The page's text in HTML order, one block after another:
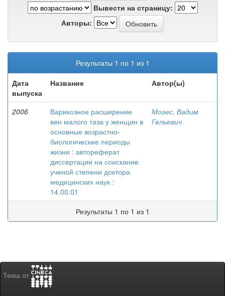
Вывести на страницу:
Авторы:
Результаты 1 по 1 из 1
Дата
выпуска
Название Автор(ы)
2006
Варикозное расширение
вен малого таза у женщин в
основные возрастно-
биологические периоды
жизни : автореферат
диссертации на соискание
ученой степени доктора
медицинских наук :
14.00.01
Мозес, Вадим
Гельевич
Результаты 1 по 1 из 1
Тема от